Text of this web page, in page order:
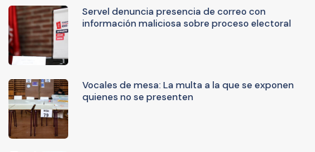
Servel denuncia presencia de correo con
información maliciosa sobre proceso electoral
Vocales de mesa: La multa a la que se exponen
quienes no se presenten